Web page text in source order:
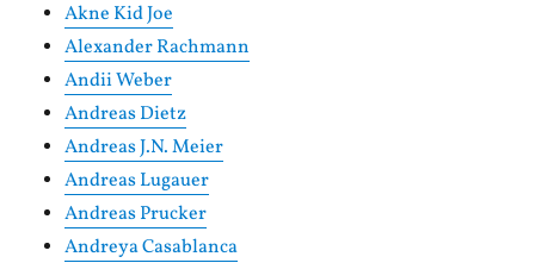
Akne Kid Joe
Alexander Rachmann
Andii Weber
Andreas Dietz
Andreas J.N. Meier
Andreas Lugauer
Andreas Prucker
Andreya Casablanca